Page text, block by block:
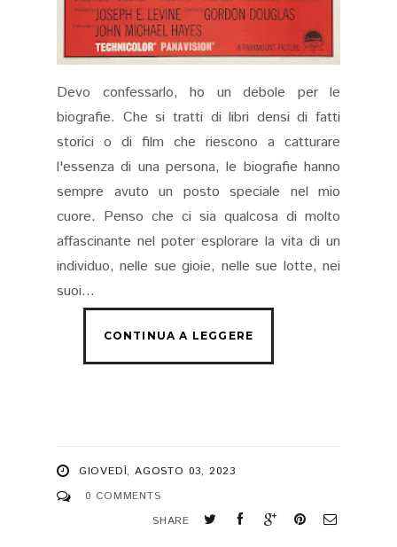
Devo confessarlo, ho un debole per le
biografie. Che si tratti di libri densi di fatti
storici o di film che riescono a catturare
l'essenza di una persona, le biografie hanno
sempre avuto un posto speciale nel mio
cuore. Penso che ci sia qualcosa di molto
affascinante nel poter esplorare la vita di un
individuo, nelle sue gioie, nelle sue lotte, nei
suoi...
GIOVEDÌ, AGOSTO 03, 2023
0 COMMENTS
SHARE